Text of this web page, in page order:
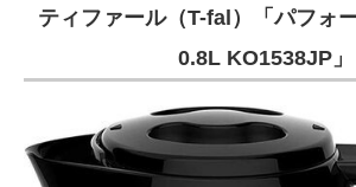
ティファール（T-fal）「パフォ
0.8L KO1538JP」